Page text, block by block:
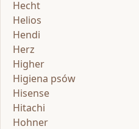
Hecht
Helios
Hendi
Herz
Higher
Higiena psów
Hisense
Hitachi
Hohner